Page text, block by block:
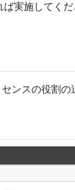
実施してくだ
ンスの役割の